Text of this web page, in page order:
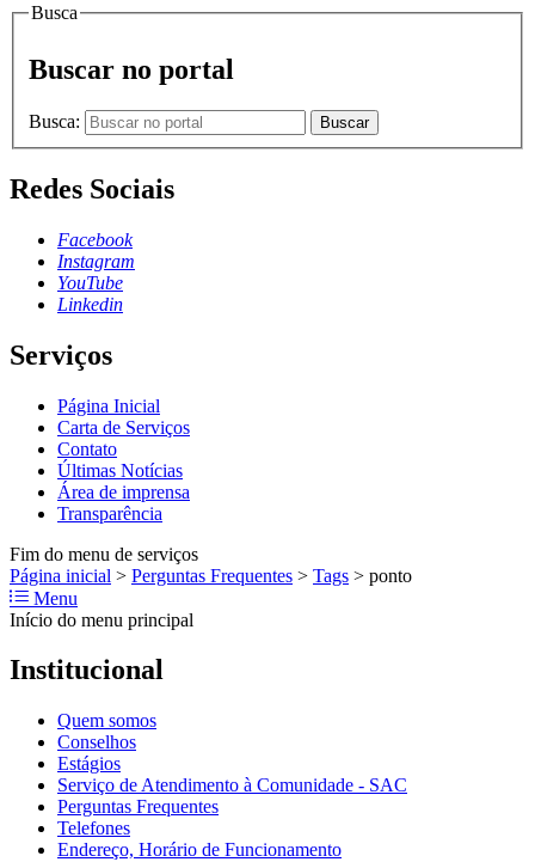
Busca
Buscar no portal
Busca: Buscar
Redes Sociais
Facebook
Instagram
YouTube
Linkedin
Serviços
Página Inicial
Carta de Serviços
Contato
Últimas Notícias
Área de imprensa
Transparência
Fim do menu de serviços
Página inicial > Perguntas Frequentes > Tags > ponto
Menu
Início do menu principal
Institucional
Quem somos
Conselhos
Estágios
Serviço de Atendimento à Comunidade - SAC
Perguntas Frequentes
Telefones
Endereço, Horário de Funcionamento